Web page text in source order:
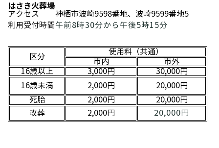
はさき火葬場
アクセス
神栖市波崎9598番地、波崎9599番地5
利用受付時間 午前8時30分から午後5時15分
区分
使用料（共通）
市内
市外
16歳以上
3,000円
30,000円
16歳未満
2,000円
20,000円
死胎
2,000円
20,000円
改葬
2,000円 20,000円